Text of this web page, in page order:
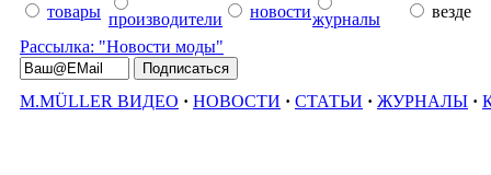
товары производители новостижурналы
везде
Рассылка: "Новости моды"
M.MÜLLER ВИДЕО · НОВОСТИ · СТАТЬИ · ЖУРНАЛЫ ·